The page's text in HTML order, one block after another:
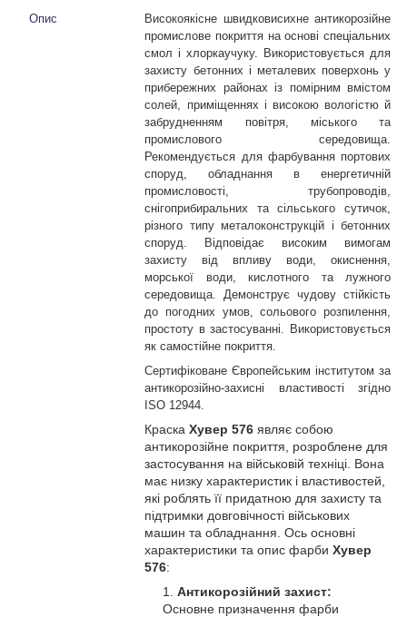
Опис
Високоякісне швидковисихне антикорозійне
промислове покриття на основі спеціальних
смол і хлоркаучуку. Використовується для
захисту бетонних і металевих поверхонь у
прибережних районах із помірним вмістом
солей, приміщеннях і високою вологістю й
забрудненням повітря, міського та
промислового середовища.
Рекомендується для фарбування портових
споруд, обладнання в енергетичній
промисловості, трубопроводів,
снігоприбиральних та сільського сутичок,
різного типу металоконструкцій і бетонних
споруд. Відповідає високим вимогам
захисту від впливу води, окиснення,
морської води, кислотного та лужного
середовища. Демонструє чудову стійкість
до погодних умов, сольового розпилення,
простоту в застосуванні. Використовується
як самостійне покриття.
Сертифіковане Європейським інститутом за
антикорозійно-захисні властивості згідно
ISO 12944.
КраскаХувер 576 являє собою
антикорозійне покриття, розроблене для
застосування на військовій техніці. Вона
має низку характеристик і властивостей,
які роблять її придатною для захисту та
підтримки довговічності військових
машин та обладнання. Ось основні
характеристики та опис фарбиХувер
576:
Антикорозійний захист:
Основне призначення фарби